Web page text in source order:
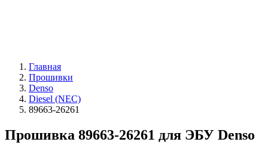
Главная
Прошивки
Denso
Diesel (NEC)
89663-26261
Прошивка 89663-26261 для ЭБУ Denso